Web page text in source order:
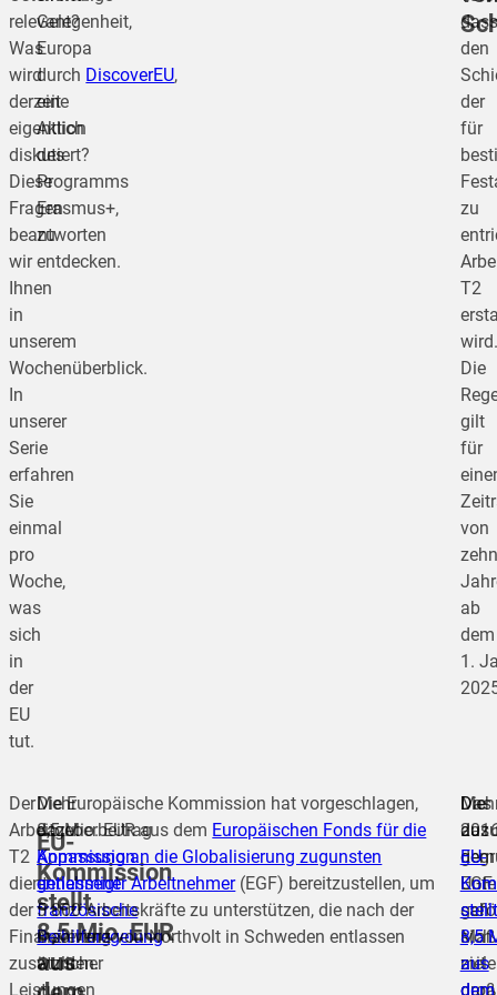
relevant?
Was
wird
derzeit
eigentlich
diskutiert?
Diese
Fragen
beantworten
wir
Ihnen
in
unserem
Wochenüberblick.
In
unserer
Serie
erfahren
Sie
einmal
pro
Woche,
was
sich
in
der
EU
tut.
Gelegenheit,
Europa
durch DiscoverEU,
eine
Aktion
des
Programms
Erasmus+,
zu
entdecken.
dass
den
der
für
zu
T2
wird.
Die
gilt
für
von
zehn
ab
dem
1.
Der
Arbeitgeberbeitrag
T2
dient
der
Finanzierung
zusätzlicher
Leistungen
Mehr
dazu:
Kommission
genehmigt
französische
Beihilferegelung
EU-
Kommission
stellt
8,5 Mio. EUR
aus
Die Europäische Kommission hat vorgeschlagen,
8,5 Mio. EUR aus dem Europäischen Fonds für die
Anpassung an die Globalisierung zugunsten
entlassener Arbeitnehmer(EGF) bereitzustellen, um
5 800 Arbeitskräfte zu unterstützen, die nach der
Insolvenz von Northvolt in Schweden entlassen
wurden.
Das
sah
sich
mit
Die
aus
dem
EGF
EU-
stellt
8,5
aus
dem